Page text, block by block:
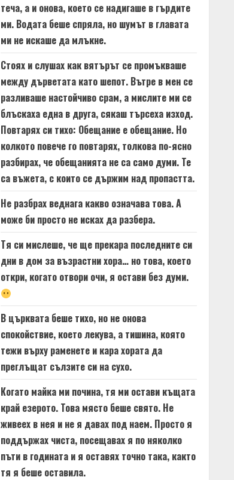
теча, а и онова, което се надигаше в гърдите
ми. Водата беше спряла, но шумът в главата
ми не искаше да млъкне.
Стоях и слушах как вятърът се промъкваше
между дърветата като шепот. Вътре в мен се
разливаше настойчиво срам, а мислите ми се
блъскаха една в друга, сякаш търсеха изход.
Повтарях си тихо: Обещание е обещание. Но
колкото повече го повтарях, толкова по-ясно
разбирах, че обещанията не са само думи. Те
са въжета, с които се държим над пропастта.
Не разбрах веднага какво означава това. А
може би просто не исках да разбера.
Тя си мислеше, че ще прекара последните си
дни в дом за възрастни хора… но това, което
откри, когато отвори очи, я остави без думи.
В църквата беше тихо, но не онова
спокойствие, което лекува, а тишина, която
тежи върху раменете и кара хората да
преглъщат сълзите си на сухо.
Когато майка ми почина, тя ми остави къщата
край езерото. Това място беше свято. Не
живеех в нея и не я давах под наем. Просто я
поддържах чиста, посещавах я по няколко
пъти в годината и я оставях точно така, както
тя я беше оставила.